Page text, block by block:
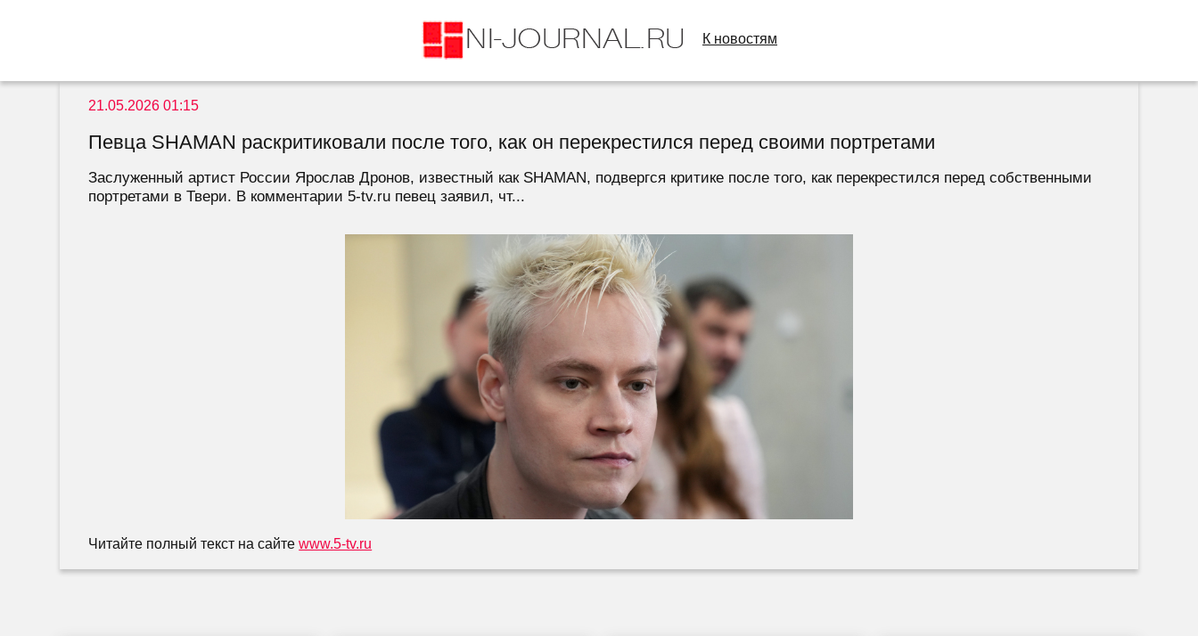
К новостям
21.05.2026 01:15
Певца SHAMAN раскритиковали после того, как он перекрестился перед своими портретами
Заслуженный артист России Ярослав Дронов, известный как SHAMAN, подвергся критике после того, как перекрестился перед собственными
портретами в Твери. В комментарии 5-tv.ru певец заявил, чт...
Читайте полный текст на сайтеwww.5-tv.ru